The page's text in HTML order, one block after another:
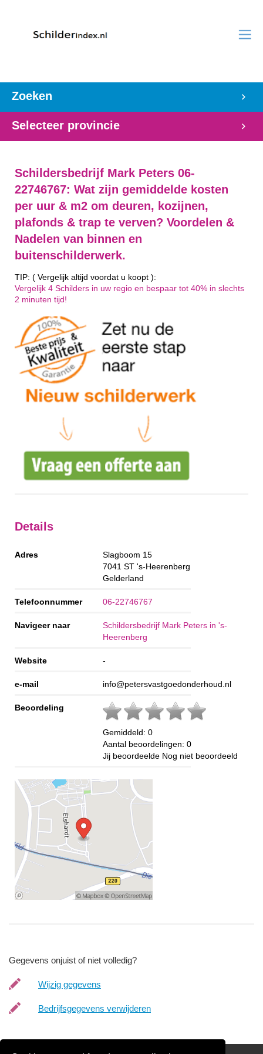
Zoeken
Selecteer provincie
Schildersbedrijf Mark Peters 06-
22746767: Wat zijn gemiddelde kosten
per uur & m2 om deuren, kozijnen,
plafonds & trap te verven? Voordelen &
Nadelen van binnen en
buitenschilderwerk.
TIP: ( Vergelijk altijd voordat u koopt ):
Vergelijk 4 Schilders in uw regio en bespaar tot 40% in slechts
2 minuten tijd!
Details
Adres
Slagboom 15
7041 ST 's-Heerenberg
Gelderland
Telefoonnummer 06-22746767
Navigeer naar
Schildersbedrijf Mark Peters in 's-
Heerenberg
Website -
e-mail info@petersvastgoedonderhoud.nl
Beoordeling
Gemiddeld: 0
Aantal beoordelingen: 0
Jij beoordeelde Nog niet beoordeeld
Gegevens onjuist of niet volledig?
Wijzig gegevens
Bedrijfsgegevens verwijderen